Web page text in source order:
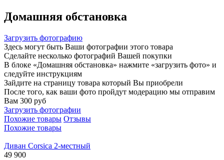
Домашняя обстановка
Загрузить фотографию
Здесь могут быть Ваши фотографии этого товара
Сделайте несколько фотографий Вашей покупки
В блоке «Домашняя обстановка» нажмите «загрузить фото» и
следуйте инструкциям
Зайдите на страницу товара который Вы приобрели
После того, как ваши фото пройдут модерацию мы отправим
Вам 300 руб
Загрузить фотографии
Похожие товары Отзывы
Похожие товары
Диван Corsica 2-местный
49 900